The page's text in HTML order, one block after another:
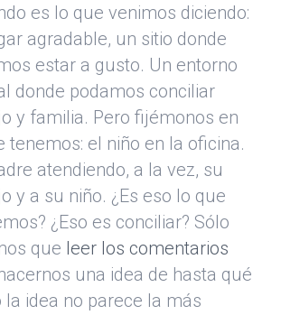
es lo que venimos diciendo:
agradable, un sitio donde
estar a gusto. Un entorno
donde podamos conciliar
y familia. Pero fijémonos en
tenemos: el niño en la oficina.
atendiendo, a la vez, su
y a su niño. ¿Es eso lo que
¿Eso es conciliar? Sólo
que leer los comentarios
una idea de hasta qué
la idea no parece la más